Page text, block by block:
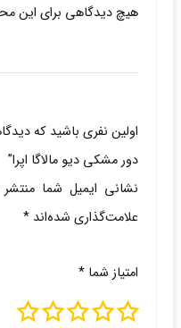
هیچ دیدگاهی برای این
اولین نفری باشید که
دور مشکی دیو مالاگا اپرا”
نشانی ایمیل شما
علامت‌گذاری شده‌اند *
امتیاز شما *